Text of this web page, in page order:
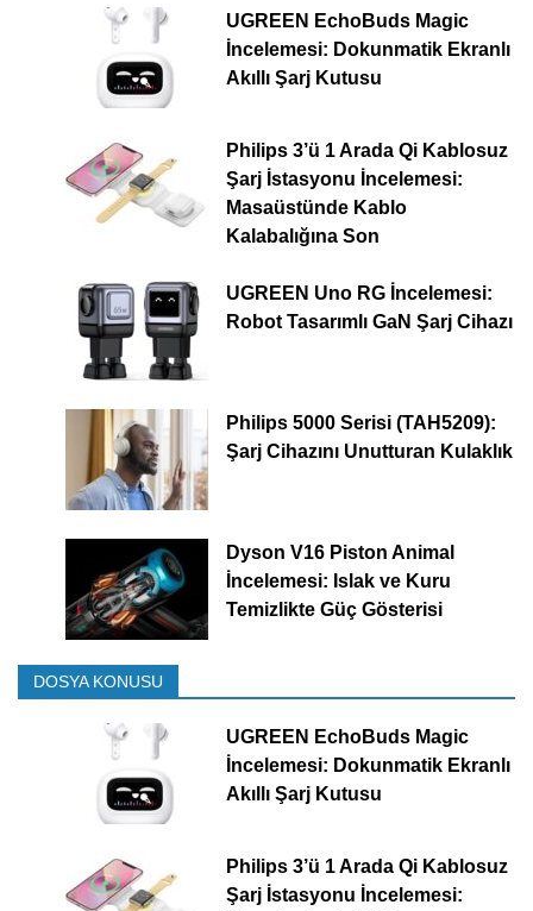
UGREEN EchoBuds Magic
İncelemesi: Dokunmatik Ekranlı
Akıllı Şarj Kutusu
Philips 3’ü 1 Arada Qi Kablosuz
Şarj İstasyonu İncelemesi:
Masaüstünde Kablo
Kalabalığına Son
UGREEN Uno RG İncelemesi:
Robot Tasarımlı GaN Şarj Cihazı
Philips 5000 Serisi (TAH5209):
Şarj Cihazını Unutturan Kulaklık
Dyson V16 Piston Animal
İncelemesi: Islak ve Kuru
Temizlikte Güç Gösterisi
DOSYA KONUSU
UGREEN EchoBuds Magic
İncelemesi: Dokunmatik Ekranlı
Akıllı Şarj Kutusu
Philips 3’ü 1 Arada Qi Kablosuz
Şarj İstasyonu İncelemesi: